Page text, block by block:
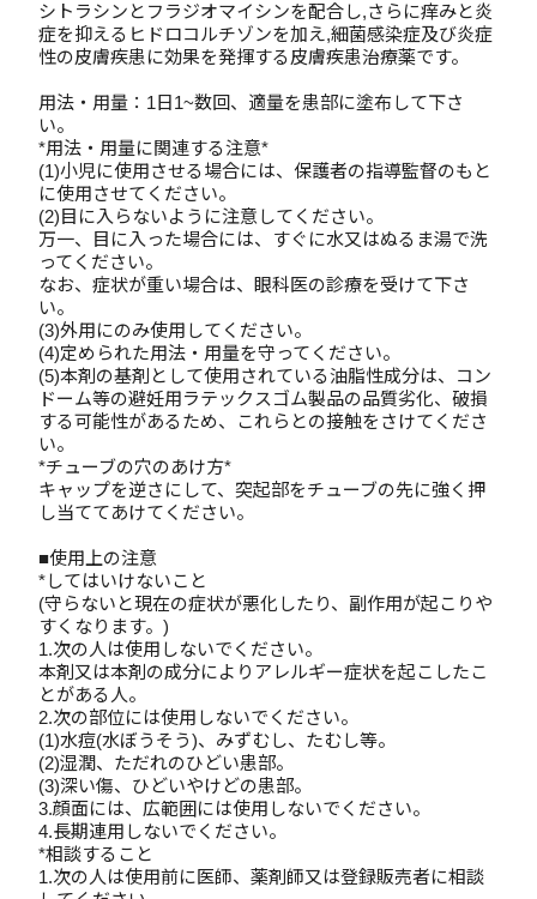
シトラシンとフラジオマイシンを配合し,さらに痒みと炎
症を抑えるヒドロコルチゾンを加え,細菌感染症及び炎症
性の皮膚疾患に効果を発揮する皮膚疾患治療薬です。
用法・用量：1日1~数回、適量を患部に塗布して下さ
い。
*用法・用量に関連する注意*
(1)小児に使用させる場合には、保護者の指導監督のもと
に使用させてください。
(2)目に入らないように注意してください。
万一、目に入った場合には、すぐに水又はぬるま湯で洗
ってください。
なお、症状が重い場合は、眼科医の診療を受けて下さ
い。
(3)外用にのみ使用してください。
(4)定められた用法・用量を守ってください。
(5)本剤の基剤として使用されている油脂性成分は、コン
ドーム等の避妊用ラテックスゴム製品の品質劣化、破損
する可能性があるため、これらとの接触をさけてくださ
い。
*チューブの穴のあけ方*
キャップを逆さにして、突起部をチューブの先に強く押
し当ててあけてください。
■使用上の注意
*してはいけないこと
(守らないと現在の症状が悪化したり、副作用が起こりや
すくなります。)
1.次の人は使用しないでください。
本剤又は本剤の成分によりアレルギー症状を起こしたこ
とがある人。
2.次の部位には使用しないでください。
(1)水痘(水ぼうそう)、みずむし、たむし等。
(2)湿潤、ただれのひどい患部。
(3)深い傷、ひどいやけどの患部。
3.顔面には、広範囲には使用しないでください。
4.長期連用しないでください。
*相談すること
1.次の人は使用前に医師、薬剤師又は登録販売者に相談